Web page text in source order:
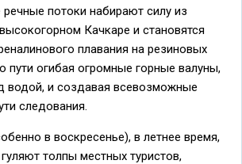
потоки набирают силу из
Качкаре и становятся
плавания на резиновых
пути огибая огромные горные валуны,
водой, и создавая всевозможные
следования.
в воскресенье), в летнее время,
толпы местных туристов,